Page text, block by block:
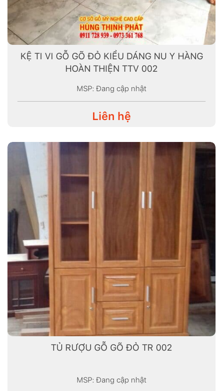
KỆ TI VI GỖ GÕ ĐỎ KIỂU DÁNG NU Y HÀNG
HOÀN THIỆN TTV 002
MSP: Đang cập nhật
Liên hệ
TỦ RƯỢU GỖ GÕ ĐỎ TR 002
MSP: Đang cập nhật